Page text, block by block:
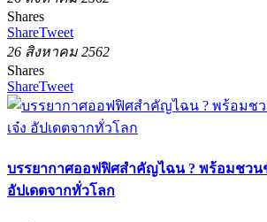
Shares
ShareTweet
26 สิงหาคม 2562
Shares
ShareTweet
บรรยากาศออฟฟิศสำคัญไฉน ? พร้อมชวน
อัปเดตจากทั่วโลก